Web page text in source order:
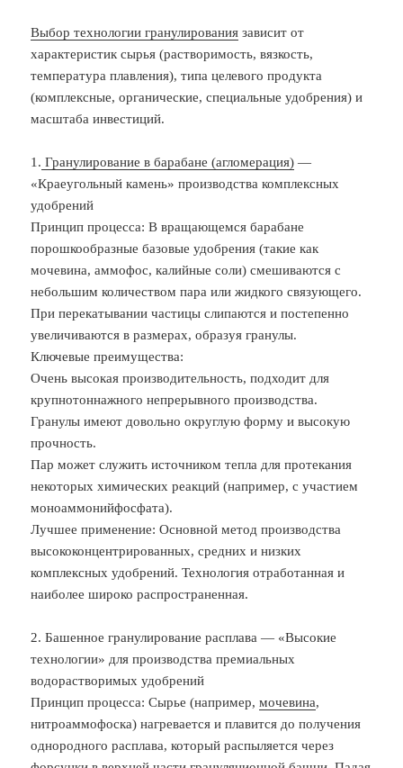
Выбор технологии гранулирования зависит от
характеристик сырья (растворимость, вязкость,
температура плавления), типа целевого продукта
(комплексные, органические, специальные удобрения) и
масштаба инвестиций.
1. Гранулирование в барабане (агломерация) —
«Краеугольный камень» производства комплексных
удобрений
Принцип процесса: В вращающемся барабане
порошкообразные базовые удобрения (такие как
мочевина, аммофос, калийные соли) смешиваются с
небольшим количеством пара или жидкого связующего.
При перекатывании частицы слипаются и постепенно
увеличиваются в размерах, образуя гранулы.
Ключевые преимущества:
Очень высокая производительность, подходит для
крупнотоннажного непрерывного производства.
Гранулы имеют довольно округлую форму и высокую
прочность.
Пар может служить источником тепла для протекания
некоторых химических реакций (например, с участием
моноаммонийфосфата).
Лучшее применение: Основной метод производства
высококонцентрированных, средних и низких
комплексных удобрений. Технология отработанная и
наиболее широко распространенная.
2. Башенное гранулирование расплава — «Высокие
технологии» для производства премиальных
водорастворимых удобрений
Принцип процесса: Сырье (например,мочевина,
нитроаммофоска) нагревается и плавится до получения
однородного расплава, который распыляется через